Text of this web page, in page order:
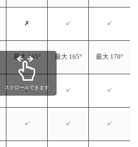
✗ ✓ ✓
最大 165° 最大 165° 最大 170°
✓ ✓ ✓
✓ ✓ ✓
スクロールできます